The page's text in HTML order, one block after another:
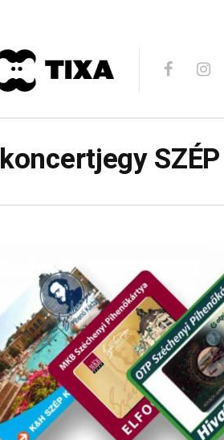
koncertjegy